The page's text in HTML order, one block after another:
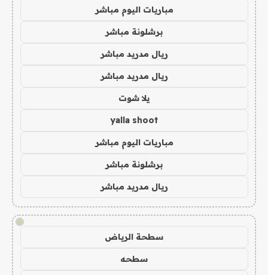
مباريات اليوم مباشر
برشلونة مباشر
ريال مدريد مباشر
ريال مدريد مباشر
يلا شوت
yalla shoot
مباريات اليوم مباشر
برشلونة مباشر
ريال مدريد مباشر
!
سطحة الرياض
سطحه